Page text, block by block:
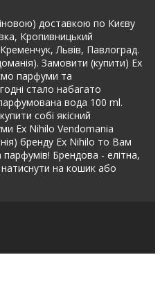
доставкою по Києву
Кропивницький
Львів, Павлоград.
Замовити (купити) Ex
парфуми та
стало набагато
парфумована вода 100 ml.
собі якісний
Ex Nihilo Vendomania
бренду Ex Nihilo то Вам
парфумів! Брендова - елітна,
на кошик або